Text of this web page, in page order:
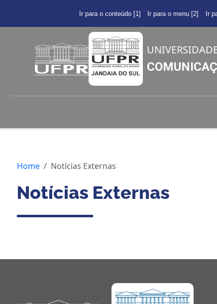
Ir para o conteúdo [1] Ir para o menu [2] Ir
Home Notícias Externas
Notícias Externas